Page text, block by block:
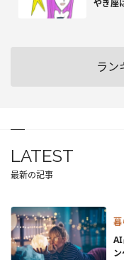
やぎ座
ラン
LATEST
最新の記事
暮
AI